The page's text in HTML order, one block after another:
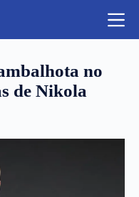
no
de Nikola